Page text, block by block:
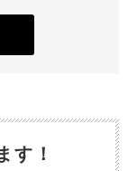
す！